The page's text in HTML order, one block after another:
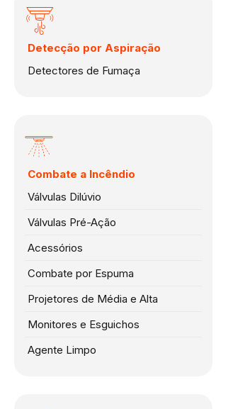
Detecção por Aspiração
Detectores de Fumaça
Combate a Incêndio
Válvulas Dilúvio
Válvulas Pré-Ação
Acessórios
Combate por Espuma
Projetores de Média e Alta
Monitores e Esguichos
Agente Limpo